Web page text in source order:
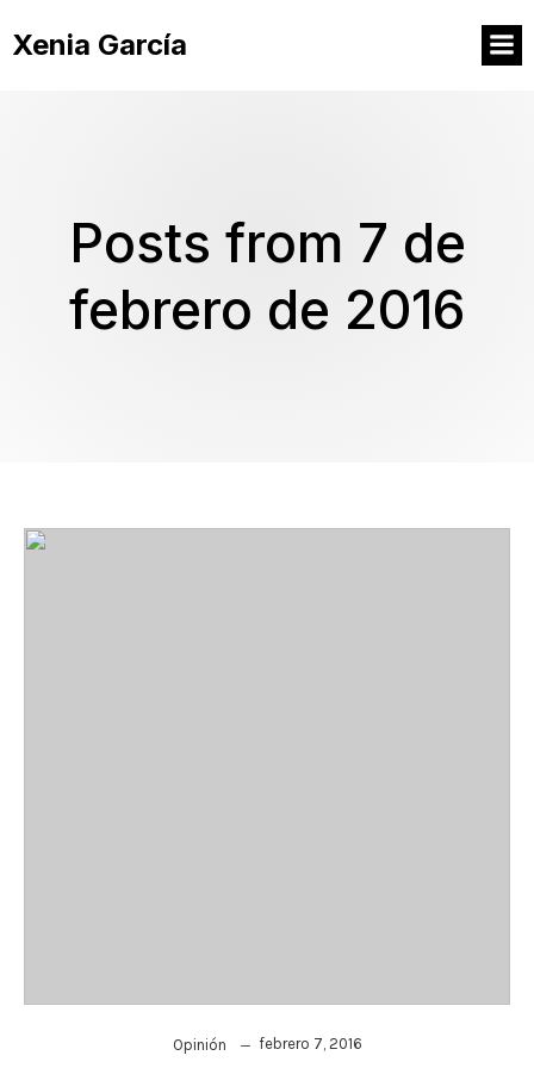
Xenia García
Posts from 7 de
febrero de 2016
Opinión febrero 7, 2016